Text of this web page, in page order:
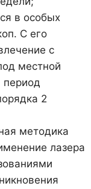
в особых
С его
с
местной
период
2
методика
лазера